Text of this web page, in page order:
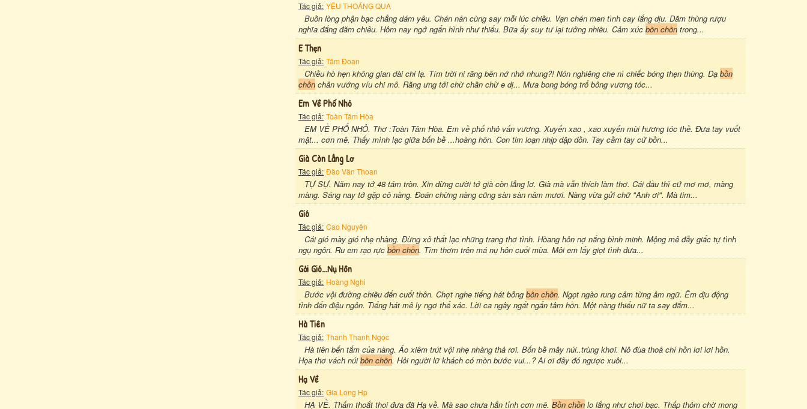
Tác giả: YÊU THOÁNG QUA
Buồn lòng phận bạc chẳng dám yêu. Chán nản cùng say mỗi lúc chiều. Vạn chén men tình cay lắng dịu. Dăm thùng rượu
nghĩa đắng đăm chiêu. Hôm nay ngớ ngẩn hình như thiếu. Bữa ấy suy tư lại tưởng nhiều. Cảm xúc bồn chồn trong...
E Thẹn
Tác giả: Tâm Đoan
Chiều hò hẹn không gian dài chi lạ. Tím trời ni răng bên nớ nhớ nhung?! Nón nghiêng che nì chiếc bóng thẹn thùng. Dạ bồn
chồn chân vướng víu chi mô. Răng ưng tới chừ chần chừ e dị... Mưa bong bóng trổ bông vương tóc...
Em Về Phố Nhỏ
Tác giả: Toàn Tâm Hòa
EM VỀ PHỐ NHỎ. Thơ :Toàn Tâm Hòa. Em về phố nhỏ vấn vương. Xuyến xao , xao xuyến mùi hương tóc thề. Đưa tay vuốt
mặt... cơn mê. Thấy mình lạc giữa bốn bề ...hoàng hôn. Con tim loạn nhịp dập dồn. Tay cầm tay cứ bồn...
Già Còn Lẳng Lơ
Tác giả: Đào Văn Thoan
TỰ SỰ. Năm nay tớ 48 tám tròn. Xin đừng cười tớ già còn lẳng lơ. Già mà vẫn thích làm thơ. Cái đầu thì cứ mơ mơ, màng
màng. Sáng nay tớ gặp cô nàng. Đoán chừng nàng cũng sàn sàn năm mươi. Nàng vừa gửi chữ "Anh ơi". Mà tim...
Gió
Tác giả: Cao Nguyên
Cái gió mày gió nhẹ nhàng. Đừng xô thất lạc những trang thơ tình. Hòang hôn nợ nắng bình minh. Mộng mê đẫy giấc tự tình
ngụ ngôn. Ru em rạo rực bồn chồn. Tìm thơm trên má nụ hôn cuối mùa. Môi em lẩy giọt tình đưa...
Gởi Gió...nụ Hôn
Tác giả: Hoàng Nghi
Bước vội đường chiều đến cuối thôn. Chợt nghe tiếng hát bỗng bồn chồn. Ngọt ngào rung cảm từng âm ngữ. Êm dịu động
tình đến điệu ngôn. Tiếng hát mê ly ngơ thể xác. Lời ca ngây ngất ngẩn tâm hồn. Một nàng thiếu nữ ta say đắm...
Hà Tiên
Tác giả: Thanh Thanh Ngọc
Hà tiên bến tắm của nàng. Áo xiêm trút vội nhẹ nhàng thả rơi. Bốn bề mây núi..trùng khơi. Nô đùa thoả chí hồn lơi lơi hồn.
Họa thơ vách núibồn chồn. Hỏi người lữ khách có mòn bước vui...? Ai ơi đây đó ngược xuôi...
Hạ Về
Tác giả: Gia Long Hp
HẠ VỀ. Thấm thoắt thoi đưa đã Hạ về. Mà sao chưa hẳn tỉnh cơn mê. Bồn chồn lo lắng như chơi bạc. Thấp thỏm chờ mong